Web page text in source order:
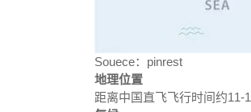
Souece：pinrest
地理位置
距离中国直飞飞行时间约11-